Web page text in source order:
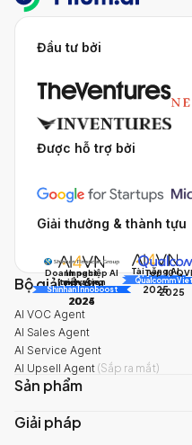
Đầu tư bởi
Được hỗ trợ bởi
Giải thưởng & thành tựu
Doanh nghiệp AI
triển vọng
AI Awards
2025
Tài năng AI
AI Awards
2025
Impact
Innovation
Shinhan Innoboost
2024
Top 10
Qualcomm
2025
Bộ giải pháp
AI VOC Agent
AI Sales Agent
AI Service Agent
AI Upsell Agent (Sắp ra mắt)
Sản phẩm
Giải pháp